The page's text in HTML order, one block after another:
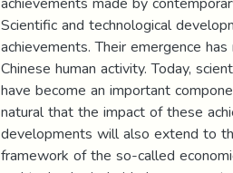
Scientific and technological
achievements. Their emergence
Chinese human activity. Today,
have become an important
natural that the impact of these
developments will also extend to
framework of the so-called